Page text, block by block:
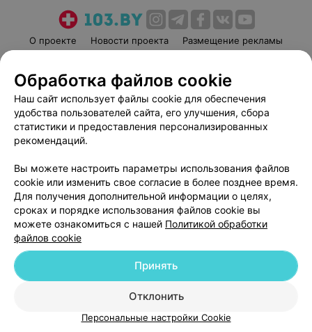
О проекте Новости проекта
Размещение рекламы
Пользовательское соглашение
Способы оплаты
Вакансии
Партнеры
Написать руководителю 103.by
Обработка персональных данных
© 2026 ООО «Артокс Лаб», УНП 191700409
| 220012, Республика Беларусь,
Служба поддержки +375 291212755
Обработка файлов cookie
Наш сайт использует файлы cookie для обеспечения
удобства пользователей сайта, его улучшения, сбора
статистики и предоставления персонализированных
рекомендаций.
Вы можете настроить параметры использования файлов
cookie или изменить свое согласие в более позднее время.
Для получения дополнительной информации о целях,
сроках и порядке использования файлов cookie вы
можете ознакомиться с нашей Политикой обработки
файлов cookie
Отклонить
Принять
Персональные настройки Cookie